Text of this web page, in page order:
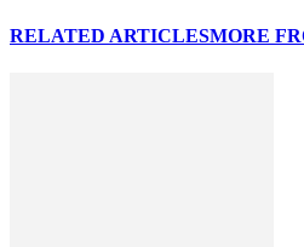
RELATED ARTICLESMORE